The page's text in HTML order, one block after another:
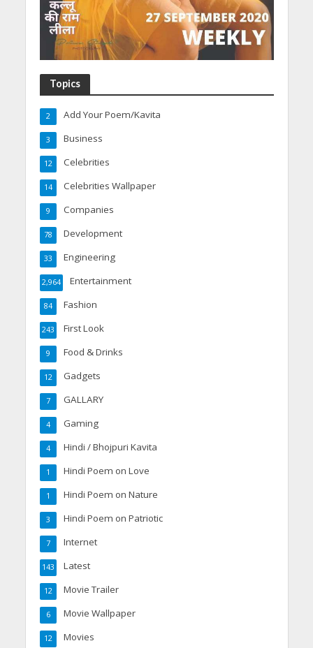
Topics
Add Your Poem/Kavita
2
Business
3
Celebrities
12
Celebrities Wallpaper
14
Companies
9
Development
78
Engineering
33
Entertainment
2,964
Fashion
84
First Look
243
Food & Drinks
9
Gadgets
12
GALLARY
7
Gaming
4
Hindi / Bhojpuri Kavita
4
Hindi Poem on Love
1
Hindi Poem on Nature
1
Hindi Poem on Patriotic
3
Internet
7
Latest
143
Movie Trailer
12
Movie Wallpaper
6
Movies
12